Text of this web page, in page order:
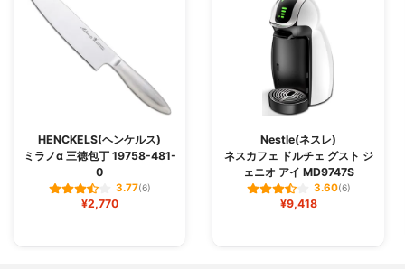
HENCKELS(ヘンケルス)
ミラノα 三徳包丁 19758-481-
0
3.77(6)
¥2,770
Nestle(ネスレ)
ネスカフェ ドルチェ グスト ジ
ェニオ アイ MD9747S
3.60(6)
¥9,418